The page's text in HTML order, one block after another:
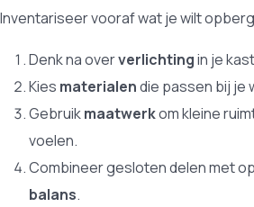
Inventariseer vooraf wat je wilt
Denk na oververlichtingin je
Kies materialendie passen bij je
Gebruikmaatwerkom kleine
voelen.
Combineer gesloten delen met
balans.